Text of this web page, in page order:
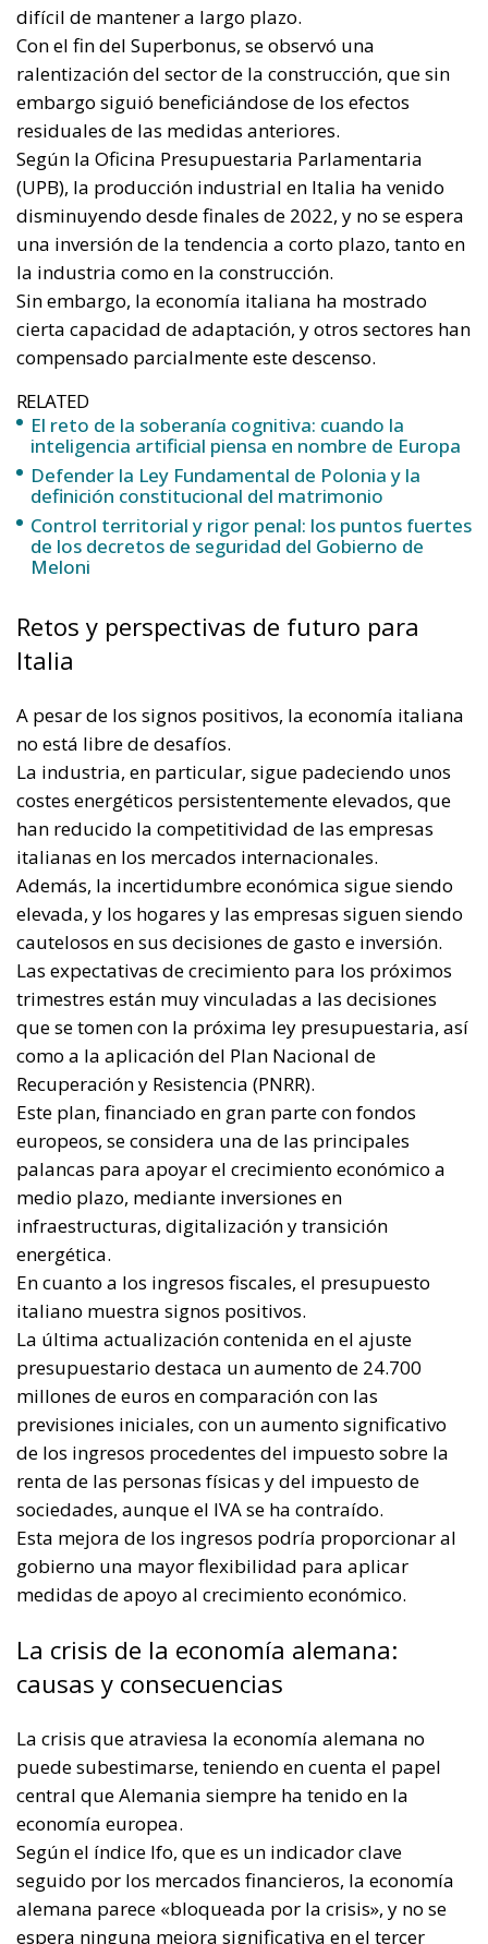
la industria como en la construcción.
Sin embargo, la economía italiana ha mostrado
cierta capacidad de adaptación, y otros sectores han
compensado parcialmente este descenso.
RELATED
El reto de la soberanía cognitiva: cuando la
inteligencia artificial piensa en nombre de Europa
Defender la Ley Fundamental de Polonia y la
definición constitucional del matrimonio
Control territorial y rigor penal: los puntos fuertes
de los decretos de seguridad del Gobierno de
Meloni
Retos y perspectivas de futuro para
Italia
A pesar de los signos positivos, la economía italiana
no está libre de desafíos.
La industria, en particular, sigue padeciendo unos
costes energéticos persistentemente elevados, que
han reducido la competitividad de las empresas
Además, la incertidumbre económica sigue siendo
elevada, y los hogares y las empresas siguen siendo
Las expectativas de crecimiento para los próximos
trimestres están muy vinculadas a las decisiones
que se tomen con la próxima ley presupuestaria, así
como a la aplicación del Plan Nacional de
Recuperación y Resistencia (PNRR).
Este plan, financiado en gran parte con fondos
europeos, se considera una de las principales
palancas para apoyar el crecimiento económico a
medio plazo, mediante inversiones en
infraestructuras, digitalización y transición
energética.
En cuanto a los ingresos fiscales, el presupuesto
italiano muestra signos positivos.
La última actualización contenida en el ajuste
presupuestario destaca un aumento de 24.700
millones de euros en comparación con las
previsiones iniciales, con un aumento significativo
de los ingresos procedentes del impuesto sobre la
renta de las personas físicas y del impuesto de
sociedades, aunque el IVA se ha contraído.
Esta mejora de los ingresos podría proporcionar al
gobierno una mayor flexibilidad para aplicar
medidas de apoyo al crecimiento económico.
La crisis de la economía alemana:
causas y consecuencias
La crisis que atraviesa la economía alemana no
puede subestimarse, teniendo en cuenta el papel
central que Alemania siempre ha tenido en la
economía europea.
Según el índice Ifo, que es un indicador clave
alemana parece «bloqueada por la crisis», y no se
espera ninguna mejora significativa en el tercer
trimestre de 2024.
Este estado de estancamiento es especialmente
evidente en el sector industrial, donde las empresas
están retrasando las inversiones debido a la elevada
incertidumbre económica.
Las causas de esta crisis son múltiples.
Además de los factores ya mencionados, como el
elevado coste de la energía y la ralentización de la
demanda interna, Alemania se enfrenta a una serie